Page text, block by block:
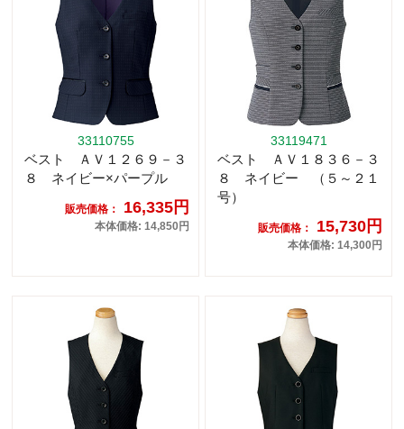
33110755
ベスト ＡＶ１２６９－３
８ ネイビー×パープル
販売価格： 16,335円
本体価格: 14,850円
33119471
ベスト ＡＶ１８３６－３
８ ネイビー （５～２１
号）
販売価格： 15,730円
本体価格: 14,300円